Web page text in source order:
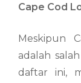
Cape Cod
Meskipun
adalah
daftar ini,